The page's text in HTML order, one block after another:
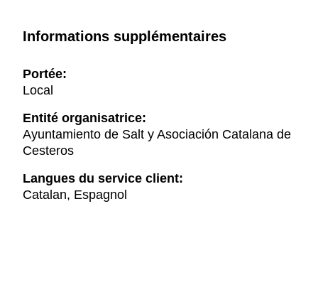
Informations supplémentaires
Portée:
Local
Entité organisatrice:
Ayuntamiento de Salt y Asociación Catalana de
Cesteros
Langues du service client:
Catalan, Espagnol